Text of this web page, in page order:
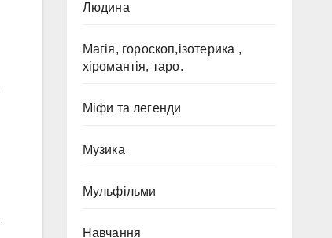
Людина
Магія, гороскоп,ізотерика ,
хіромантія, таро.
Міфи та легенди
Музика
Мульфільми
Навчання